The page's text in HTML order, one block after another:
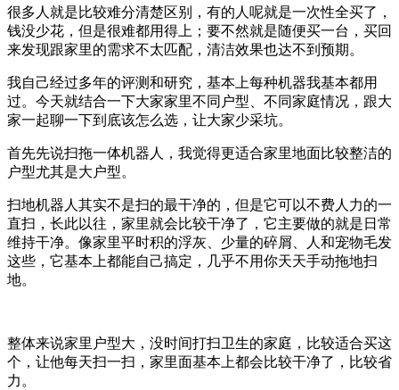
很多人就是比较难分清楚区别，有的人呢就是一次性全买了，
钱没少花，但是很难都用得上；要不然就是随便买一台，买回
来发现跟家里的需求不太匹配，清洁效果也达不到预期。
我自己经过多年的评测和研究，基本上每种机器我基本都用
过。今天就结合一下大家家里不同户型、不同家庭情况，跟大
家一起聊一下到底该怎么选，让大家少采坑。
首先先说扫拖一体机器人，我觉得更适合家里地面比较整洁的
户型尤其是大户型。
扫地机器人其实不是扫的最干净的，但是它可以不费人力的一
直扫，长此以往，家里就会比较干净了，它主要做的就是日常
维持干净。像家里平时积的浮灰、少量的碎屑、人和宠物毛发
这些，它基本上都能自己搞定，几乎不用你天天手动拖地扫
地。
整体来说家里户型大，没时间打扫卫生的家庭，比较适合买这
个，让他每天扫一扫，家里面基本上都会比较干净了，比较省
力。